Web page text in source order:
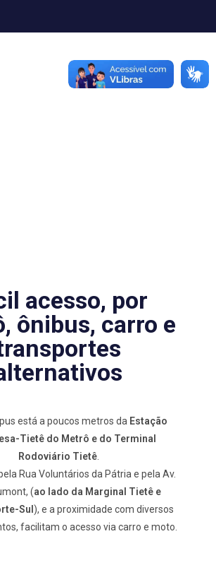
acesso, por
ônibus, carro e
está a poucos metros da Estação
Tietê do Metrô e do Terminal
Rodoviário Tietê.
Rua Voluntários da Pátria e pela Av.
(ao lado da Marginal Tietê e
Sul ), e a proximidade com diversos
facilitam o acesso via carro e moto.